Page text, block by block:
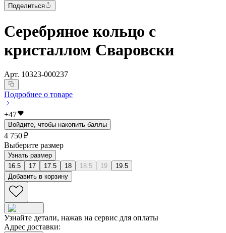
Поделиться
Серебряное кольцо с
кристаллом Сваровски
Арт. 10323-000237
Подробнее о товаре
+47
Войдите, чтобы накопить баллы
4 750 ₽
Выберите размер
Узнать размер
16.5
17 17.5 18 18.5 19
19.5
Добавить в корзину
Узнайте детали, нажав на сервис для оплаты
Адрес доставки: